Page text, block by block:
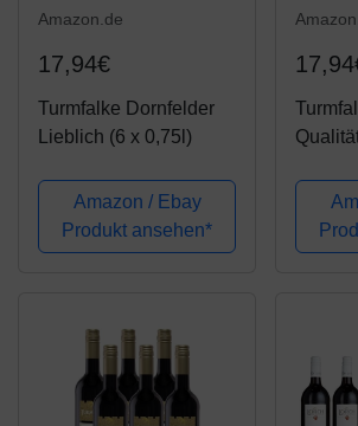
Amazon.de
17,94€
Turmfalke Dornfelder
Lieblich (6 x 0,75l)
Amazon / Ebay
Produkt ansehen*